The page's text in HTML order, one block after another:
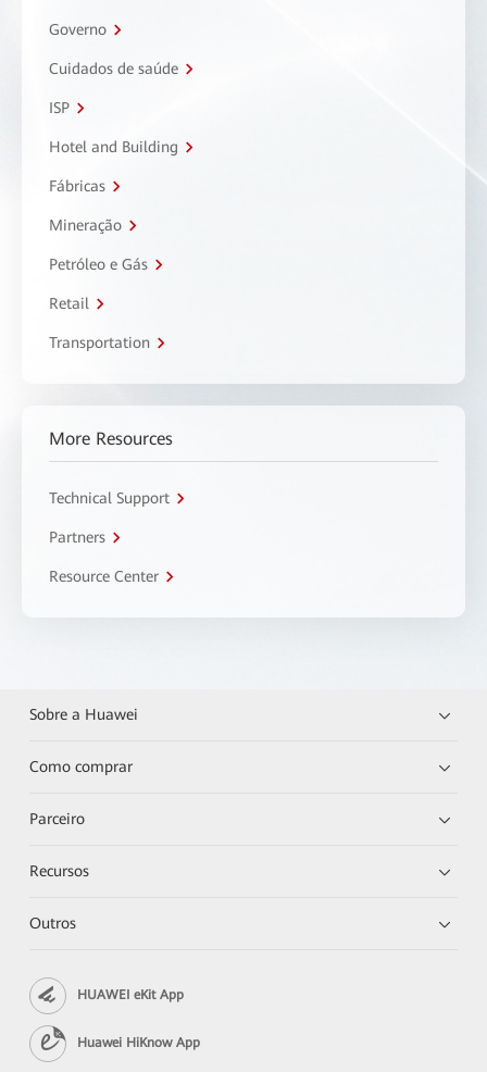
Governo
Cuidados de saúde
ISP
Hotel and Building
Fábricas
Mineração
Petróleo e Gás
Retail
Transportation
More Resources
Technical Support
Partners
Resource Center
Sobre a Huawei
Como comprar
Parceiro
Recursos
Outros
HUAWEI eKit App
Huawei HiKnow App